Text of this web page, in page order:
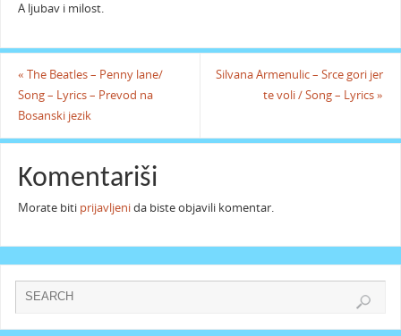
A ljubav i milost.
« The Beatles – Penny lane/
Song – Lyrics – Prevod na
Bosanski jezik
Silvana Armenulic – Srce gori jer
te voli / Song – Lyrics»
Komentariši
Morate biti prijavljenida biste objavili komentar.